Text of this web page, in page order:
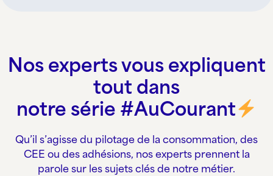
Nos experts vous expliquent
tout dans
notre série #AuCourant
Qu’il s’agisse du pilotage de la consommation, des
CEE ou des adhésions, nos experts prennent la
parole sur les sujets clés de notre métier.